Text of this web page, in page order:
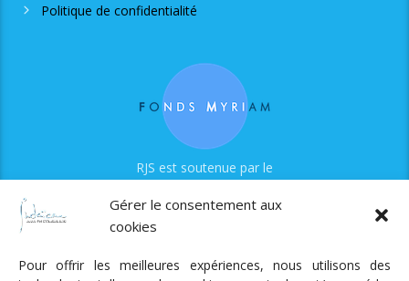
Gérer le consentement aux
cookies
Pour offrir les meilleures expériences, nous utilisons des
Politique de confidentialité
RJS est soutenue par le